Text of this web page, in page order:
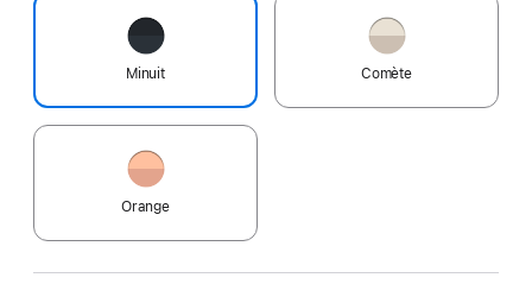
Minuit Comète
Orange